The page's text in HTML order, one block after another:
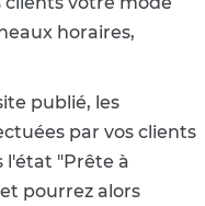
horaires,
publié, les
par vos clients
"Prête à
pourrez alors